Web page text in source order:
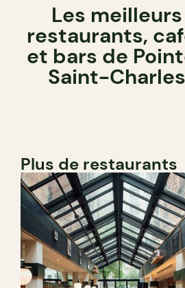
Les meilleurs
restaurants,
et bars de
Saint-Charles
Plus de restaurants